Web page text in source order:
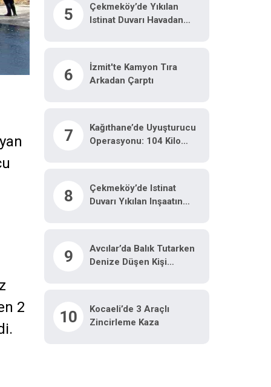
2
5
Çekmeköy’de Yıkılan
Istinat Duvarı Havadan
6
İzmit'te Kamyon Tıra
Arkadan Çarptı
7
Kağıthane’de Uyuşturucu
Operasyonu: 104 Kilo
8
Çekmeköy’de Istinat
Duvarı Yıkılan Inşaatın
9
Avcılar’da Balık Tutarken
Denize Düşen Kişi
10
Kocaeli’de 3 Araçlı
Zincirleme Kaza